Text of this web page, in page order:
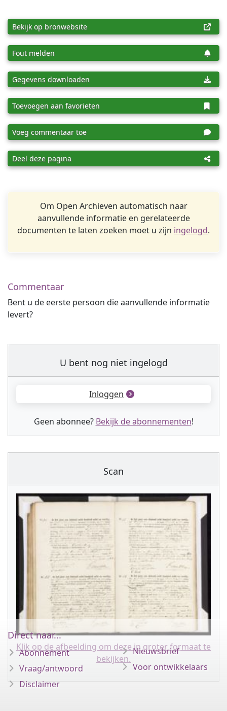
Bekijk op bronwebsite
Fout melden
Gegevens downloaden
Toevoegen aan favorieten
Voeg commentaar toe
Deel deze pagina
Om Open Archieven automatisch naar
aanvullende informatie en gerelateerde
documenten te laten zoeken moet u zijn ingelogd.
Commentaar
Bent u de eerste persoon die aanvullende informatie
levert?
U bent nog niet ingelogd
Inloggen
Geen abonnee? Bekijk de abonnementen!
Scan
Klik op de afbeelding om deze in groter formaat te
bekijken.
Direct naar...
Abonnement
Vraag/antwoord
Disclaimer
Nieuwsbrief
Voor ontwikkelaars